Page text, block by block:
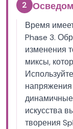
2
Время
Phase 3.
изменения
миксы,
искусства
творения